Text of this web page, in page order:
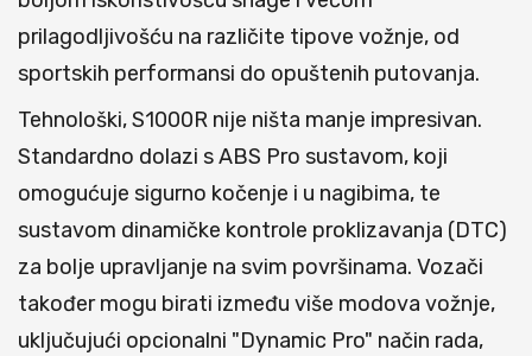
prilagodljivošću na različite tipove vožnje, od
sportskih performansi do opuštenih putovanja.
Tehnološki, S1000R nije ništa manje impresivan.
Standardno dolazi s ABS Pro sustavom, koji
omogućuje sigurno kočenje i u nagibima, te
sustavom dinamičke kontrole proklizavanja (DTC)
za bolje upravljanje na svim površinama. Vozači
također mogu birati između više modova vožnje,
uključujući opcionalni "Dynamic Pro" način rada,